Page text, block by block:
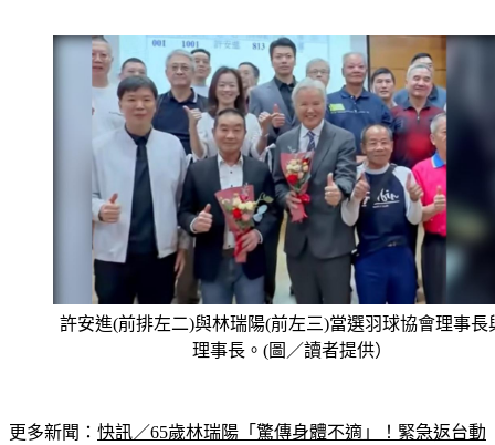
許安進(前排左二)與林瑞陽(前左三)當選羽球協會理事長